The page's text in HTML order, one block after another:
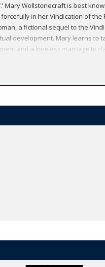
Mary Wollstonecraft is best
in her Vindication of the
a fictional sequel to the
development. Mary learns to
and a loveless marriage to
the widest range of